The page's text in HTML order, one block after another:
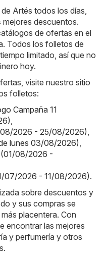
Artés todos los días,
mejores descuentos.
de ofertas en el
Todos los folletos de
limitado, así que no
hoy.
visite nuestro sitio
folletos:
Campaña 11
2026 - 25/08/2026)
lunes 03/08/2026)
08/2026 -
07/2026 - 11/08/2026).
sobre descuentos y
y sus compras se
placentera. Con
encontrar las mejores
y perfumería y otros